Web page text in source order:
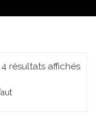
4 résultats affichés